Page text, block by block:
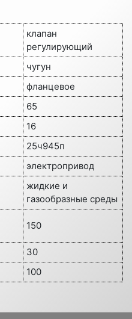
клапан
регулирующий
чугун
фланцевое
65
16
25ч945п
электропривод
жидкие и
газообразные среды
150
30
100